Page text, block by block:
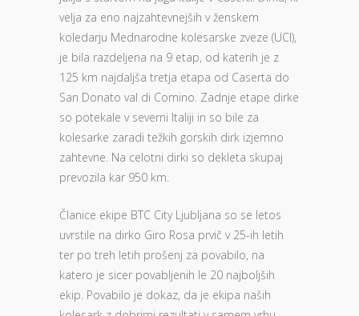
velja za eno najzahtevnejših v ženskem
koledarju Mednarodne kolesarske zveze (UCI),
je bila razdeljena na 9 etap, od katerih je z
125 km najdaljša tretja etapa od Caserta do
San Donato val di Comino. Zadnje etape dirke
so potekale v severni Italiji in so bile za
kolesarke zaradi težkih gorskih dirk izjemno
zahtevne. Na celotni dirki so dekleta skupaj
prevozila kar 950 km.
Članice ekipe BTC City Ljubljana so se letos
uvrstile na dirko Giro Rosa prvič v 25-ih letih
ter po treh letih prošenj za povabilo, na
katero je sicer povabljenih le 20 najboljših
ekip. Povabilo je dokaz, da je ekipa naših